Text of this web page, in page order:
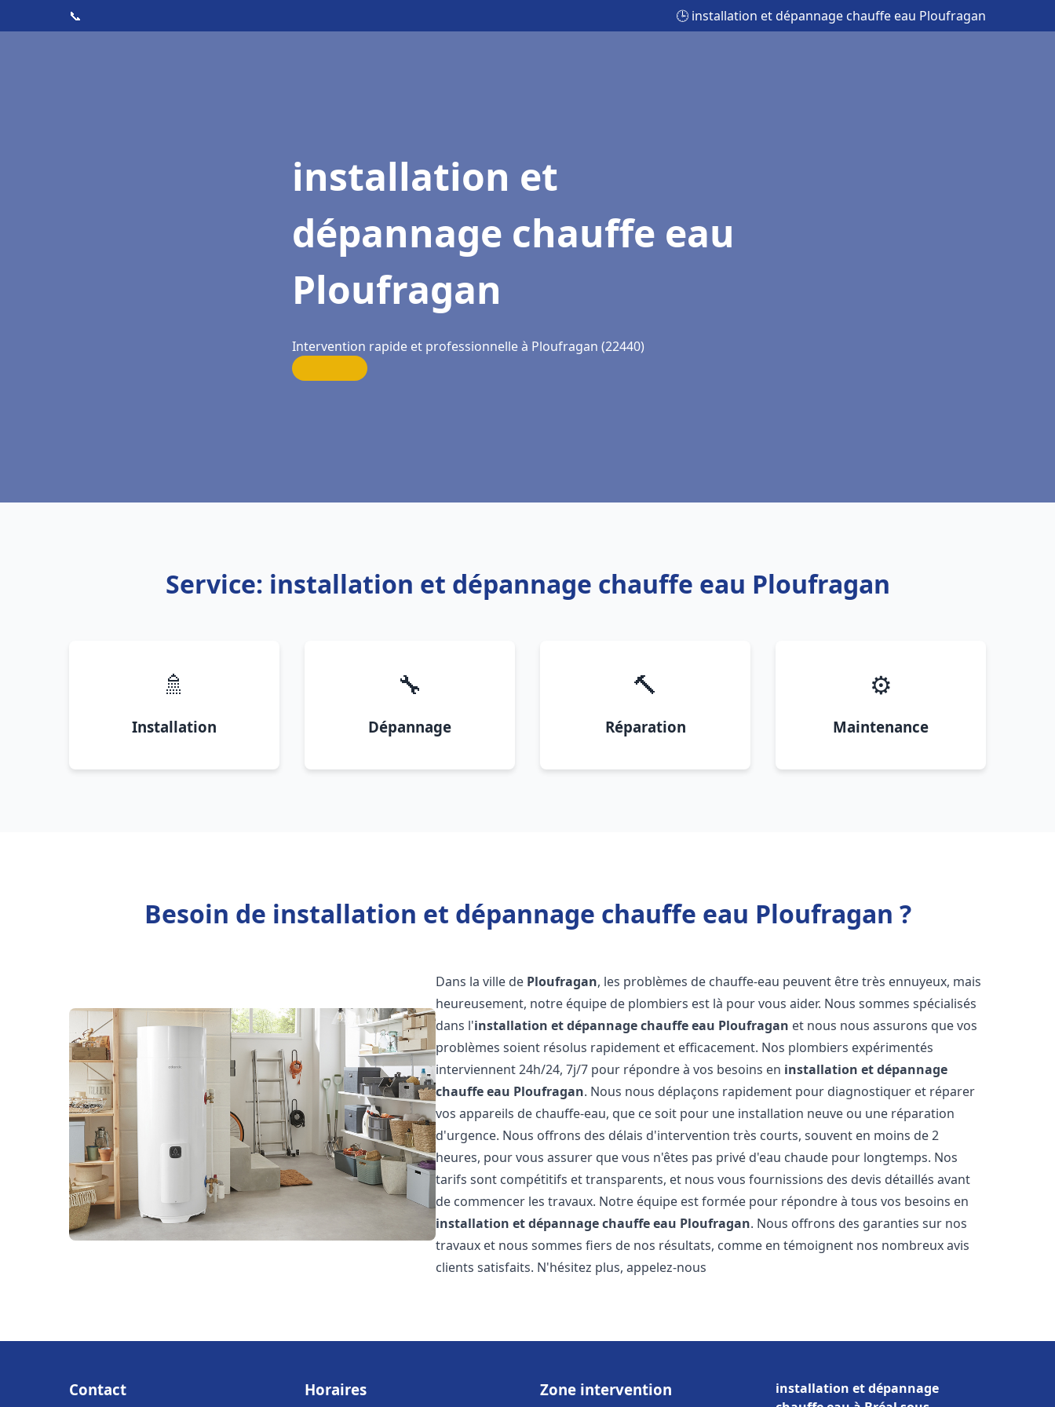
📞 🕒 installation et dépannage chauffe eau Ploufragan
installation et
dépannage chauffe eau
Ploufragan
Intervention rapide et professionnelle à Ploufragan (22440)
Service: installation et dépannage chauffe eau Ploufragan
🚿
Installation
🔧
Dépannage
🔨
Réparation
⚙️
Maintenance
Besoin de installation et dépannage chauffe eau Ploufragan ?
Dans la ville de Ploufragan, les problèmes de chauffe-eau peuvent être très ennuyeux, mais
heureusement, notre équipe de plombiers est là pour vous aider. Nous sommes spécialisés
dans l'installation et dépannage chauffe eau Ploufragan et nous nous assurons que vos
problèmes soient résolus rapidement et efficacement. Nos plombiers expérimentés
interviennent 24h/24, 7j/7 pour répondre à vos besoins en installation et dépannage
chauffe eau Ploufragan. Nous nous déplaçons rapidement pour diagnostiquer et réparer
vos appareils de chauffe-eau, que ce soit pour une installation neuve ou une réparation
d'urgence. Nous offrons des délais d'intervention très courts, souvent en moins de 2
heures, pour vous assurer que vous n'êtes pas privé d'eau chaude pour longtemps. Nos
tarifs sont compétitifs et transparents, et nous vous fournissions des devis détaillés avant
de commencer les travaux. Notre équipe est formée pour répondre à tous vos besoins en
installation et dépannage chauffe eau Ploufragan. Nous offrons des garanties sur nos
travaux et nous sommes fiers de nos résultats, comme en témoignent nos nombreux avis
clients satisfaits. N'hésitez plus, appelez-nous
Contact Horaires Zone intervention
installation et dépannage